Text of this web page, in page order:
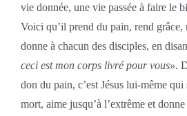
vie donnée, une vie passée à faire le
Voici qu’il prend du pain, rend grâce,
donne à chacun des disciples, en
ceci est mon corps livré pour vous».
don du pain, c’est Jésus lui-même
mort, aime jusqu’à l’extrême et